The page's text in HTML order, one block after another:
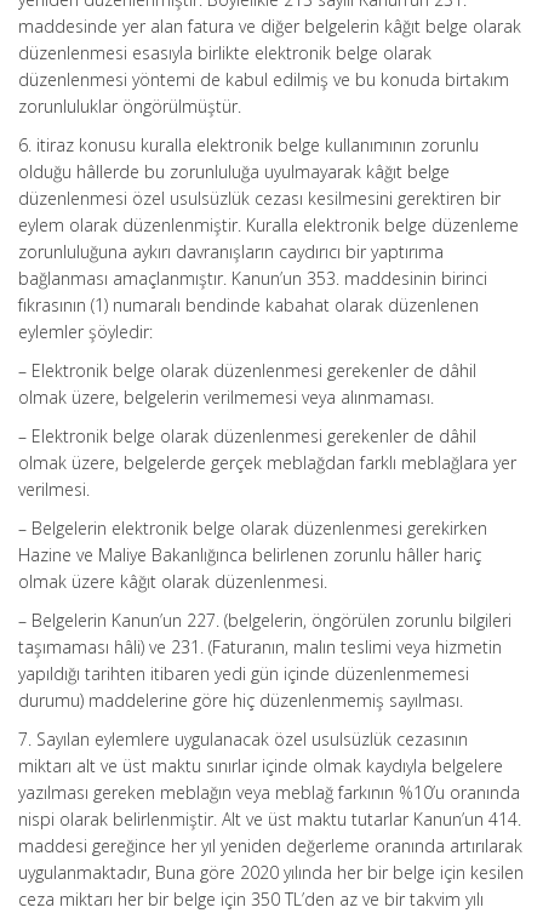
maddesinde yer alan fatura ve diğer belgelerin kâğıt belge olarak
düzenlenmesi esasıyla birlikte elektronik belge olarak
düzenlenmesi yöntemi de kabul edilmiş ve bu konuda birtakım
zorunluluklar öngörülmüştür.
6. itiraz konusu kuralla elektronik belge kullanımının zorunlu
olduğu hâllerde bu zorunluluğa uyulmayarak kâğıt belge
düzenlenmesi özel usulsüzlük cezası kesilmesini gerektiren bir
eylem olarak düzenlenmiştir. Kuralla elektronik belge düzenleme
zorunluluğuna aykırı davranışların caydırıcı bir yaptırıma
bağlanması amaçlanmıştır. Kanun’un 353. maddesinin birinci
fıkrasının (1) numaralı bendinde kabahat olarak düzenlenen
eylemler şöyledir:
– Elektronik belge olarak düzenlenmesi gerekenler de dâhil
olmak üzere, belgelerin verilmemesi veya alınmaması.
– Elektronik belge olarak düzenlenmesi gerekenler de dâhil
olmak üzere, belgelerde gerçek meblağdan farklı meblağlara yer
verilmesi.
– Belgelerin elektronik belge olarak düzenlenmesi gerekirken
Hazine ve Maliye Bakanlığınca belirlenen zorunlu hâller hariç
olmak üzere kâğıt olarak düzenlenmesi.
– Belgelerin Kanun’un 227. (belgelerin, öngörülen zorunlu bilgileri
taşımaması hâli) ve 231. (Faturanın, malın teslimi veya hizmetin
yapıldığı tarihten itibaren yedi gün içinde düzenlenmemesi
durumu) maddelerine göre hiç düzenlenmemiş sayılması.
7. Sayılan eylemlere uygulanacak özel usulsüzlük cezasının
miktarı alt ve üst maktu sınırlar içinde olmak kaydıyla belgelere
yazılması gereken meblağın veya meblağ farkının %10’u oranında
nispi olarak belirlenmiştir. Alt ve üst maktu tutarlar Kanun’un 414.
maddesi gereğince her yıl yeniden değerleme oranında artırılarak
uygulanmaktadır, Buna göre 2020 yılında her bir belge için kesilen
ceza miktarı her bir belge için 350 TL’den az ve bir takvim yılı